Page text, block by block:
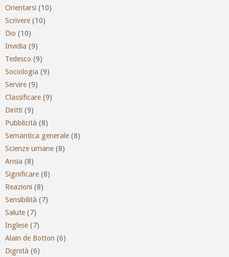
Orientarsi (10)
Scrivere (10)
Dio (10)
Invidia (9)
Tedesco (9)
Sociologia (9)
Servire (9)
Classificare (9)
Diritti (9)
Pubblicità (8)
Semantica generale (8)
Scienze umane (8)
Ansia (8)
Significare (8)
Reazioni (8)
Sensibilità (7)
Salute (7)
Inglese (7)
Alain de Botton (6)
Dignità (6)